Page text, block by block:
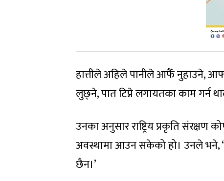
हात्तीले अहिले पानीले आफैँ नुहाउने,
लुछ्ने, पात टिप्ने लगायतका काम गर्न
उनका अनुसार राष्ट्रिय प्रकृति संरक्षण
अवस्थामा आउन सकेको हो। उनले भने,
छैन।’